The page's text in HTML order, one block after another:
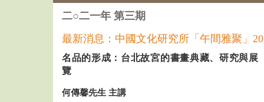
二○二一年 第三期
最新消息：中國文化研究所「午間雅聚」
名品的形成：台北故宮的書畫典藏、研究與展
覽
何傳馨先生 主講